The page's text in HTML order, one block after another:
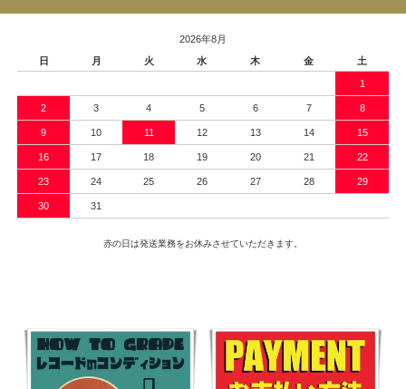
2026年8月
日
月 火 水 木 金 土
1
2 3 4 5 6 7 8
9 10 11 12 13 14 15
16 17 18 19 20 21 22
23 24 25 26 27 28 29
30 31
赤の日は発送業務をお休みさせていただきます。